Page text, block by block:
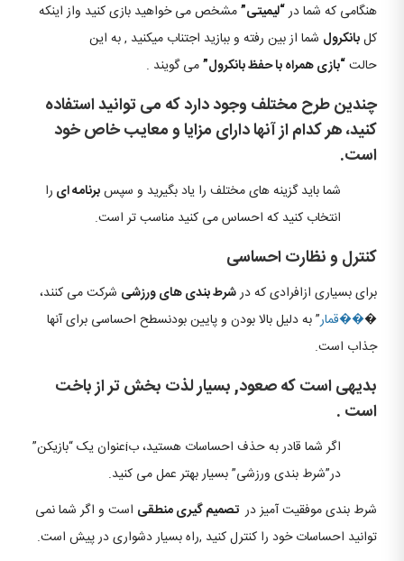
هنگامی که شما در“لیمیتی”مشخص می خواهید بازی کنید واز اینکه
کلبانکرول شما از بین رفته و ببازید اجتناب میکنید , به این
حالت“بازی همراه با حفظ بانکرول”می گویند .
چندین طرح مختلف وجود دارد که می توانید استفاده
کنید، هر کدام از آنها دارای مزایا و معایب خاص خود
است.
شما باید گزینه های مختلف را یاد بگیرید و سپسبرنامه ای را
انتخاب کنید که احساس می کنید مناسب تر است.
کنترل و نظارت احساسی
برای بسیاری ازافرادی که درشرط بندی های ورزشی شرکت می کنند،
���قمار” به دلیل بالا بودن و پایین بودنسطح احساسی برای آنها
جذاب است.
بدیهی است که صعود, بسیار لذت بخش تر از باخت
است .
اگر شما قادر به حذف احساسات هستید، بiعنوان یک “بازیکن”
در”شرط بندی ورزشی” بسیار بهتر عمل می کنید.
شرط بندی موفقیت آمیز در تصمیم گیری منطقی است و اگر شما نمی
توانید احساسات خود را کنترل کنید ,راه بسیار دشواری در پیش است.